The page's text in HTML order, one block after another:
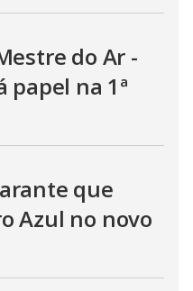
do Ar -
papel na 1ª
que
Azul no novo